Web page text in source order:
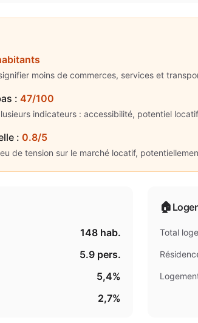
moins de commerces, services et
: 47/100
indicateurs : accessibilité, potentiel
: 0.8/5
de tension sur le marché locatif,
148 hab.
5.9 pers.
5,4%
2,7%
🏠
Total